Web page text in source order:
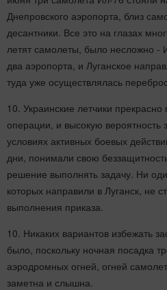
Днепровского аэропорта, близ
десантники. Все это на глазах
летят самолеты, было несложно -
два аэропорта, и Луганское
туда уже осуществлялась
10. Украинские летчики
операции, и высокую вероятность
условиях активных боевых
дни, понимали свою
решение выполнять задачу. Ни
которых направили в Луганск, не
выполнения приказа.
10. Никаких вариантов избежать
было, поскольку ночная посадка
аэродромных огней, огней
заметна и слышна.